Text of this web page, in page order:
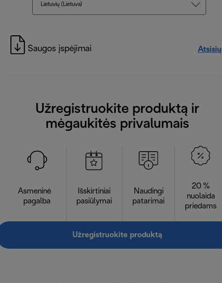
Lietuvių (Lietuva)
Saugos įspėjimai
Užregistruokite produktą ir
mėgaukitės privalumais
Asmeninė
pagalba
Išskirtiniai
pasiūlymai
Naudingi
patarimai
20 %
nuolaida
priedams
Užregistruokite produktą